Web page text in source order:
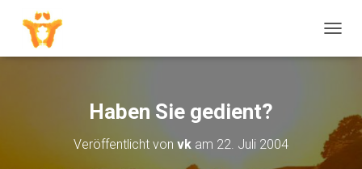
A
T
Haben Sie gedient?
Veröffentlicht von vk am 22. Juli 2004